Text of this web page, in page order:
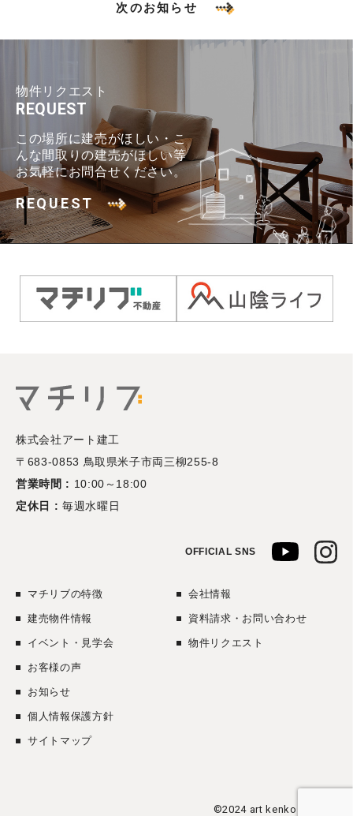
次のお知らせ
物件リクエスト
REQUEST
この場所に建売がほしい・こ
んな間取りの建売がほしい等
お気軽にお問合せください。
REQUEST
株式会社アート建工
〒683-0853 鳥取県米子市両三柳255-8
営業時間 : 10:00～18:00
定休日 : 毎週水曜日
OFFICIAL SNS
マチリブの特徴
建売物件情報
イベント・見学会
お客様の声
お知らせ
会社情報
資料請求・お問い合わせ
物件リクエスト
個人情報保護方針
サイトマップ
©2024 art kenko co., ltd.